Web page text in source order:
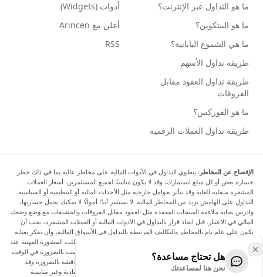
ما هو التداول عبر الإنترنت؟
ما هو البيتكوين؟
ما هي الشموع اليابانية؟
طريقة تداول الأسهم
طريقة تداول العقود مقابل
الفروقات
ما هو الفوركس؟
طريقة تداول العملات الرقمية
أدوات (Widgets)
أعلن مع Arincen
RSS
الإفصاح عن المخاطر: ينطوي التداول في الأدوات المالية على مخاطر عالية بما في ذلك خطر
خسارة بعض أو كل مبلغ استثمارك، وقد لا يكون مناسبًا لجميع المستثمرين. أسعار العملات
المشفرة متقلبة للغاية وقد تتأثر بعوامل خارجية مثل الأحداث المالية أو التنظيمية أو السياسية.
التداول على الهامش يزيد من المخاطر المالية. لا تستثمر أبدًا أموالًا لا يمكنك تحمل خسارتها،
وادرس بعناية ملاءمة المنتجات المعقدة مثل العقود مقابل الفروقات والمشتقات مع وضع وضعك
المالي في الاعتبار. قبل اتخاذ قرار بالتداول في الأدوات المالية أو العملات المشفرة، يجب أن
تكون على علم تام بالمخاطر والتكاليف المرتبطة بالتداول في الأسواق المالية، وأن تفكر بعناية
في أهدافك الاستثمارية ومستوى خبرتك ورغبتك في المخاطرة، وأن تطلب المشورة المهنية عند
الحاجة. تود Arincen أن تذكرك بأن البيانات الواردة في هذا الموقع ليست بالضرورة في الوقت
الفعلي وليست دقيقة. البيانات والأسعار الموجودة على الموقع ليست دقيقة بالضرورة وقد
تختلف عن السعر الفعلي في أي سوق معينة، مما يعني أن الأسعار إرشادية وغير مناسبة
هل تحتاج مساعدة؟
نحن هنا لمساعدتك